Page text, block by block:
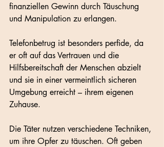
finanziellen Gewinn durch Täuschung
und Manipulation zu erlangen.
Telefonbetrug ist besonders perfide, da
er oft auf das Vertrauen und die
Hilfsbereitschaft der Menschen abzielt
und sie in einer vermeintlich sicheren
Umgebung erreicht – ihrem eigenen
Zuhause.
Die Täter nutzen verschiedene Techniken,
um ihre Opfer zu täuschen. Oft geben